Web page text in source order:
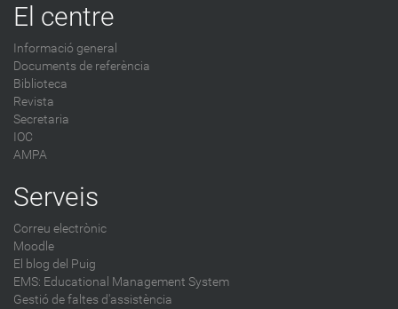
El centre
Informació general
Documents de referència
Biblioteca
Revista
Secretaria
IOC
AMPA
Serveis
Correu electrònic
Moodle
El blog del Puig
EMS: Educational Management System
Gestió de faltes d'assistència